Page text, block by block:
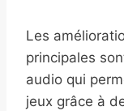
Les
principales
audio qui
jeux grâce à